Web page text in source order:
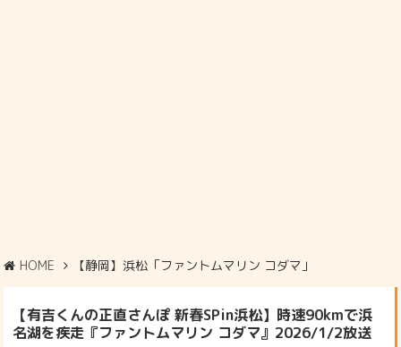
HOME 【静岡】浜松「ファントムマリン コダマ」
【有吉くんの正直さんぽ 新春SPin浜松】時速90kmで浜
名湖を疾走『ファントムマリン コダマ』2026/1/2放送